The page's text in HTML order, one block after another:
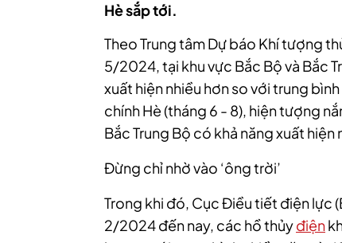
Hè sắp tới.
Theo Trung tâm Dự báo Khí tượng
5/2024, tại khu vực Bắc Bộ và Bắc
xuất hiện nhiều hơn so với trung
chính Hè (tháng 6 - 8), hiện tượng
Bắc Trung Bộ có khả năng xuất
Đừng chỉ nhờ vào ‘ông trời’
Trong khi đó, Cục Điều tiết điện lực
2/2024 đến nay, các hồ thủyđiện